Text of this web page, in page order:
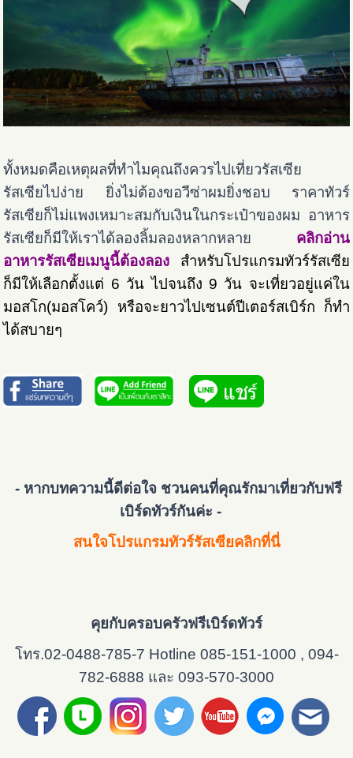
ทั้งหมดคือเหตุผลที่ทำไมคุณถึงควรไปเที่ยวรัสเซีย
รัสเซียไปง่าย ยิ่งไม่ต้องขอวีซ่าผมยิ่งชอบ ราคาทัวร์
รัสเซียก็ไม่แพงเหมาะสมกับเงินในกระเป๋าของผม อาหาร
รัสเซียก็มีให้เราได้ลองลิ้มลองหลากหลาย คลิกอ่าน
อาหารรัสเซียเมนูนี้ต้องลอง
สำหรับโปรแกรมทัวร์รัสเซีย
ก็มีให้เลือกตั้งแต่ 6 วัน ไปจนถึง 9 วัน จะเที่ยวอยู่แค่ใน
มอสโก(มอสโคว์) หรือจะยาวไปเซนต์ปีเตอร์สเบิร์ก ก็ทำ
ได้สบายๆ
- หากบทความนี้ดีต่อใจ ชวนคนที่คุณรักมาเที่ยวกับฟรี
เบิร์ดทัวร์กันค่ะ -
สนใจโปรแกรมทัวร์รัสเซียคลิกที่นี่
คุยกับครอบครัวฟรีเบิร์ดทัวร์
โทร.02-0488-785-7 Hotline 085-151-1000 , 094-
782-6888 และ 093-570-3000